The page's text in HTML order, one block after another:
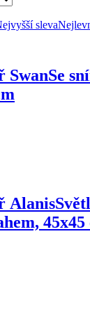
sleva
SwanSe
Alanis
45x45